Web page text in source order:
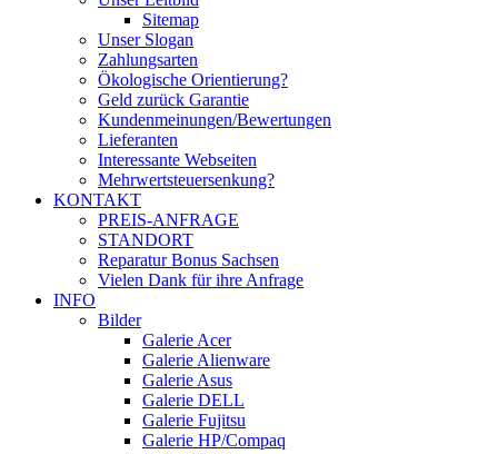
Sitemap
Unser Slogan
Zahlungsarten
Ökologische Orientierung?
Geld zurück Garantie
Kundenmeinungen/Bewertungen
Lieferanten
Interessante Webseiten
Mehrwertsteuersenkung?
KONTAKT
PREIS-ANFRAGE
STANDORT
Reparatur Bonus Sachsen
Vielen Dank für ihre Anfrage
INFO
Bilder
Galerie Acer
Galerie Alienware
Galerie Asus
Galerie DELL
Galerie Fujitsu
Galerie HP/Compaq